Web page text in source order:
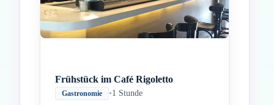
Frühstück im Café Rigoletto
Gastronomie •1 Stunde